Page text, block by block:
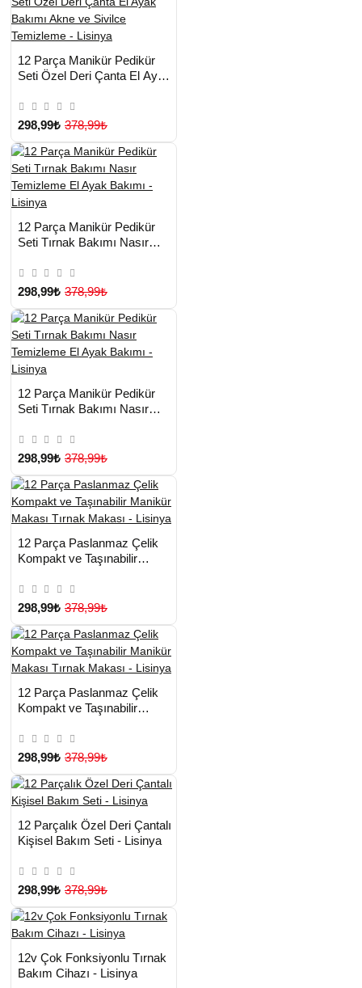
TESLİMAT
12 Parça Manikür Pedikür
Seti Özel Deri Çanta El Ayak
Temizleme - Lisinya
298,99₺ 378,99₺
TESLİMAT
Çok Satılan Ürün
12 Parça Manikür Pedikür
Seti Tırnak Bakımı Nasır
Lisinya
298,99₺ 378,99₺
TESLİMAT
12 Parça Manikür Pedikür
Seti Tırnak Bakımı Nasır
Lisinya
298,99₺ 378,99₺
TESLİMAT
12 Parça Paslanmaz Çelik
Kompakt ve Taşınabilir
Makası - Lisinya
298,99₺ 378,99₺
TESLİMAT
12 Parça Paslanmaz Çelik
Kompakt ve Taşınabilir
Makası - Lisinya
298,99₺ 378,99₺
TESLİMAT
12 Parçalık Özel Deri Çantalı
Kişisel Bakım Seti - Lisinya
298,99₺ 378,99₺
TESLİMAT
12v Çok Fonksiyonlu Tırnak
Bakım Cihazı - Lisinya